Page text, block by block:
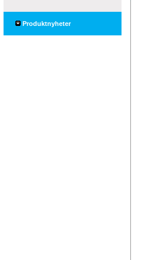
Produktnyheter